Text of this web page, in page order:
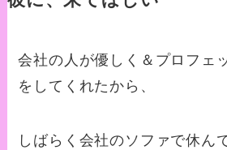
会社の人が優しく＆プロフェ
をしてくれたから、
しばらく会社のソファで休ん